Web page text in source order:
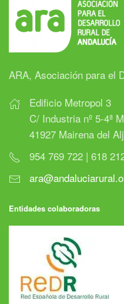
ARA, Asociación para el
Edificio Metropol 3
C/ Industria nº 5-4ª
41927 Mairena del
954 769 722 | 618
Entidades colaboradoras